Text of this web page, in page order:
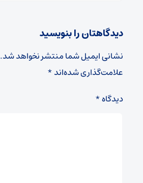
دیدگاهتان را بنویسید
نشانی ایمیل شما منتشر نخواهد شد.
علامت‌گذاری شده‌اند*
دیدگاه*